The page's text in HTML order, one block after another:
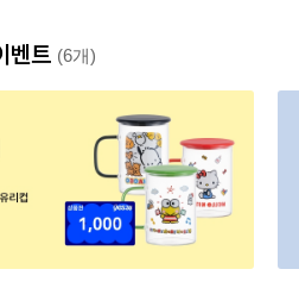
벤트 (6개)